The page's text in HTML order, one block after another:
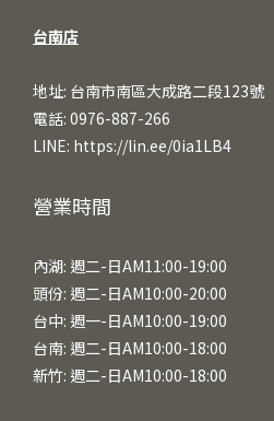
台南店
地址: 台南市南區大成路二段123號
電話: 0976-887-266
LINE: https://lin.ee/0ia1LB4
營業時間
內湖: 週二-日AM11:00-19:00
頭份: 週二-日AM10:00-20:00
台中: 週一-日AM10:00-19:00
台南: 週二-日AM10:00-18:00
新竹: 週二-日AM10:00-18:00